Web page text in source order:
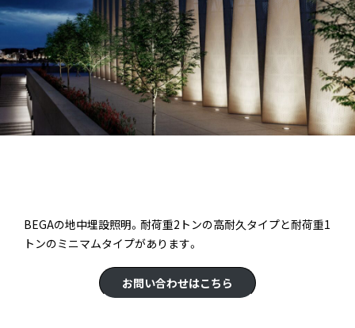
BEGAの地中埋設照明。耐荷重2トンの高耐久タイプと耐荷重1
トンのミニマムタイプがあります。
お問い合わせはこちら